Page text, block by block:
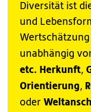
Diversität ist
und
unabhängig
etc. Herkunft,
Orientierung,
oder